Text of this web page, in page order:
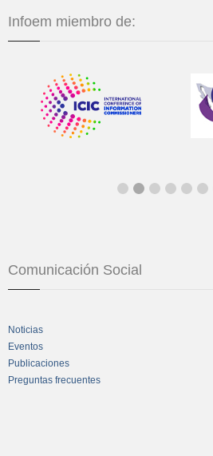
Infoem miembro de:
Comunicación Social
Noticias
Eventos
Publicaciones
Preguntas frecuentes